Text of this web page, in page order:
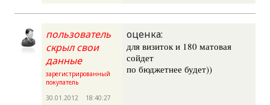
пользователь
скрыл свои
данные
зарегистрированный
покупатель
30.01.2012 18:40:27
оценка:
для визиток и 180 матовая
сойдет
по бюджетнее будет))